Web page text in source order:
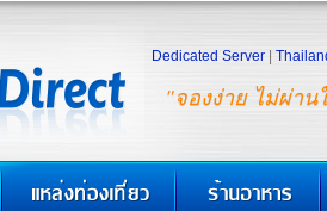
"จองง่าย ไม่ผ่าน
Dedicated Server